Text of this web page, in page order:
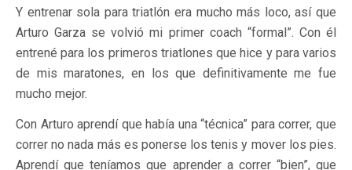
Y entrenar sola para triatlón era mucho más loco, así que
Arturo Garza se volvió mi primer coach “formal”. Con él
entrené para los primeros triatlones que hice y para varios
de mis maratones, en los que definitivamente me fue
mucho mejor.
Con Arturo aprendí que había una “técnica” para correr, que
correr no nada más es ponerse los tenis y mover los pies.
Aprendí que teníamos que aprender a correr “bien”, que